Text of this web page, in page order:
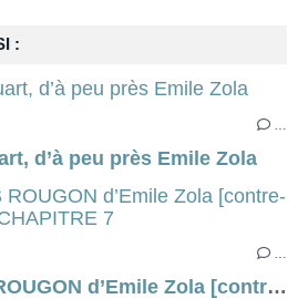
:
d’à peu près Emile Zola
…
LA FORTUNE DES ROUGON d’Emile Zola [contre-profil d’une œuvre] - CHAPITRE 7